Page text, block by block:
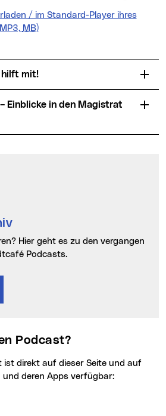
/ im Standard-Player ihres
MB)(neues Fenster)
hilft mit!
Podcasts.
Podcast?
deren Apps verfügbar: